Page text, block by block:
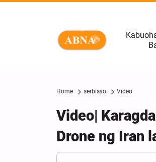
Home serbisyo Video
Video|
Drone ng Iran